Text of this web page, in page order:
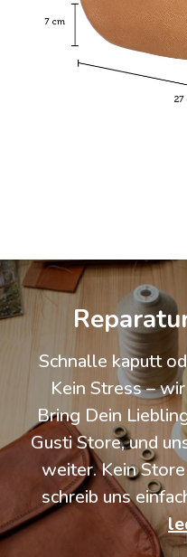
Schnalle kaputt
Kein Stress –
Bring Dein
Gusti Store, und
weiter. Kein
schreib uns